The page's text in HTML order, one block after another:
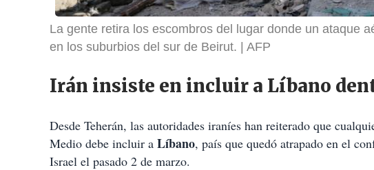
La gente retira los escombros del lugar donde un ataque
en los suburbios del sur de Beirut.
AFP
Irán insiste en incluir a Líbano
Desde Teherán, las autoridades iraníes han reiterado que
Medio debe incluir a Líbano, país que quedó atrapado en el
Israel el pasado 2 de marzo.